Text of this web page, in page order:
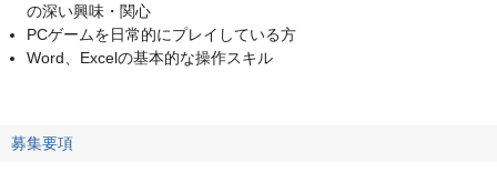
の深い興味・関心
PCゲームを日常的にプレイしている方
Word、Excelの基本的な操作スキル
募集要項